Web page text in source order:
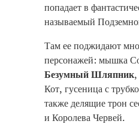
попадает в
называемый
Там ее поджидают
персонажей: мышка
Безумный Шляпник
Кот, гусеница с
также делящие трон
и Королева Червей.